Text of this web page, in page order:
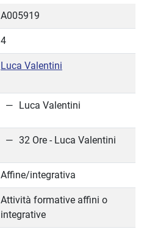
A005919
4
Luca Valentini
Luca Valentini
32 Ore - Luca Valentini
Affine/integrativa
Attività formative affini o
integrative